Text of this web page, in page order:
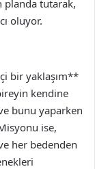
planda tutarak,
oluyor.
bir yaklaşım**
kendine
bunu yaparken
ise,
her bedenden